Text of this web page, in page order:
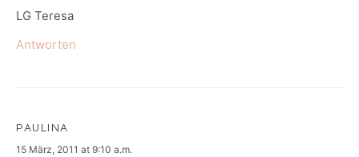
LG Teresa
Antworten
PAULINA
says:
15 März, 2011 at 9:10 a.m.